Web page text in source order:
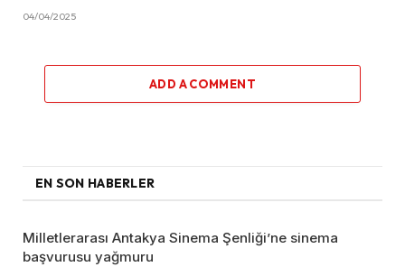
04/04/2025
ADD A COMMENT
EN SON HABERLER
Milletlerarası Antakya Sinema Şenliği’ne sinema
başvurusu yağmuru